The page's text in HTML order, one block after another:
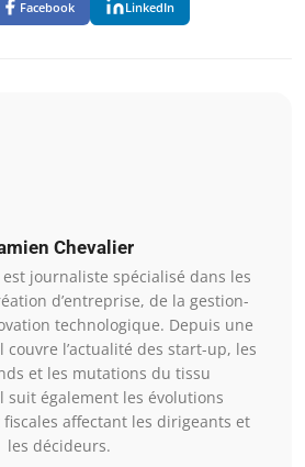
Facebook LinkedIn
Chevalier
journaliste spécialisé dans les
d’entreprise, de la gestion-
technologique. Depuis une
couvre l’actualité des start-up, les
et les mutations du tissu
suit également les évolutions
affectant les dirigeants et
les décideurs.